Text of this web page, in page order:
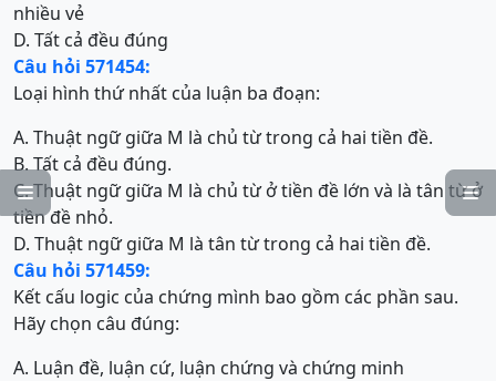


nhiều vẻ
D. Tất cả đều đúng
Câu hỏi 571454:
Loại hình thứ nhất của luận ba đoạn:
A. Thuật ngữ giữa M là chủ từ trong cả hai tiền đề.
B. Tất cả đều đúng.
C. Thuật ngữ giữa M là chủ từ ở tiền đề lớn và là tân từ ở
tiền đề nhỏ.
D. Thuật ngữ giữa M là tân từ trong cả hai tiền đề.
Câu hỏi 571459:
Kết cấu logic của chứng mình bao gồm các phần sau.
Hãy chọn câu đúng:
A. Luận đề, luận cứ, luận chứng và chứng minh